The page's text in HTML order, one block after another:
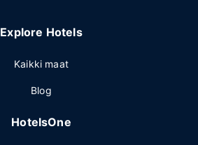
Explore Hotels
Kaikki maat
Blog
HotelsOne